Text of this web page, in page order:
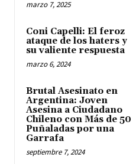
marzo 7, 2025
Coni Capelli: El feroz
ataque de los haters y
su valiente respuesta
marzo 6, 2024
Brutal Asesinato en
Argentina: Joven
Asesina a Ciudadano
Chileno con Más de 50
Puñaladas por una
Garrafa
septiembre 7, 2024